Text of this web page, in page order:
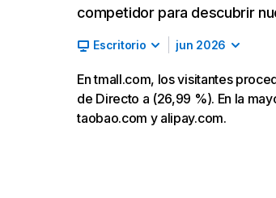
competidor para descubrir
Escritorio jun 2026
En tmall.com, los visitantes
de Directo a (26,99 %). En la
taobao.com y alipay.com.